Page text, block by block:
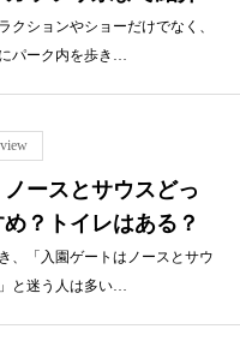
クションやショーだけでなく、
パーク内を歩き…
ノースとサウスどっ
？トイレはある？
、「入園ゲートはノースとサウ
と迷う人は多い…